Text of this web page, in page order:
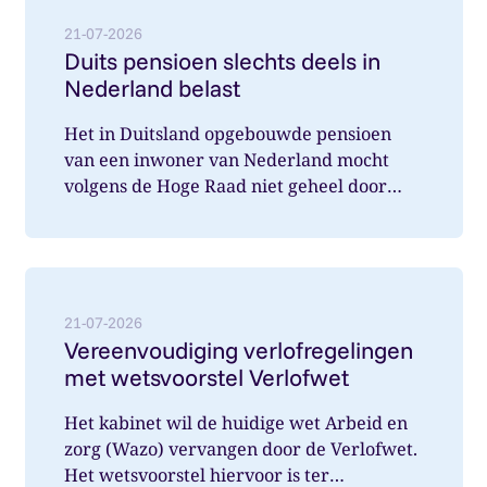
21-07-2026
Duits pensioen slechts deels in
Nederland belast
Het in Duitsland opgebouwde pensioen
van een inwoner van Nederland mocht
volgens de Hoge Raad niet geheel door
21-07-2026
Vereenvoudiging verlofregelingen
met wetsvoorstel Verlofwet
Het kabinet wil de huidige wet Arbeid en
zorg (Wazo) vervangen door de Verlofwet.
Het wetsvoorstel hiervoor is ter